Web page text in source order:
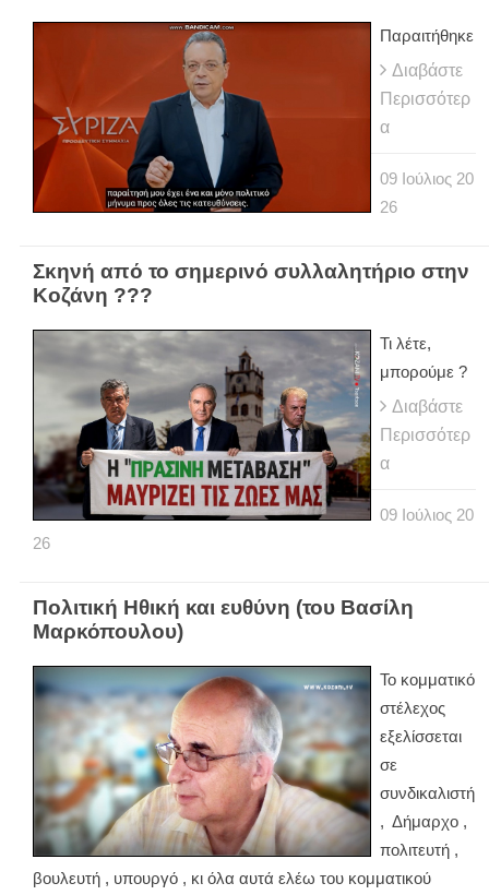
Παραιτήθηκε
Διαβάστε
Περισσότερ
α
09 Ιούλιος 20
26
Σκηνή από το σημερινό συλλαλητήριο στην
Κοζάνη ???
Τι λέτε,
μπορούμε ?
Διαβάστε
Περισσότερ
α
09 Ιούλιος 20
26
Πολιτική Ηθική και ευθύνη (του Βασίλη
Μαρκόπουλου)
Το κομματικό
στέλεχος
εξελίσσεται
σε
συνδικαλιστή
, Δήμαρχο ,
πολιτευτή ,
βουλευτή , υπουργό , κι όλα αυτά ελέω του κομματικού